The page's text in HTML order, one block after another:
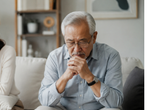
Đời sống
Nhà đẹp
Blog
Tình yêu - Gia đình